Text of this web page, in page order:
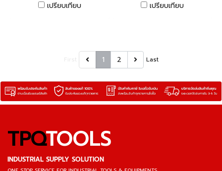
เปรียบเทียบ
เปรียบเทียบ
1 2 Last
TPQTOOLS
INDUSTRIAL SUPPLY SOLUTION